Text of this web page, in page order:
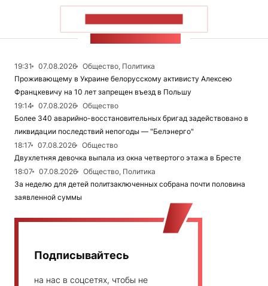
19:31 07.08.2026
Общество, Политика
Проживающему в Украине белорусскому активисту Алексею
Францкевичу на 10 лет запрещен въезд в Польшу
19:14
07.08.2026
Общество
Более 340 аварийно-восстановительных бригад задействовано в
ликвидации последствий непогоды — "Белэнерго"
18:17
07.08.2026
Общество
Двухлетняя девочка выпала из окна четвертого этажа в Бресте
18:07
07.08.2026
Общество, Политика
За неделю для детей политзаключенных собрана почти половина
заявленной суммы
Подписывайтесь
на нас в соцсетях, чтобы не